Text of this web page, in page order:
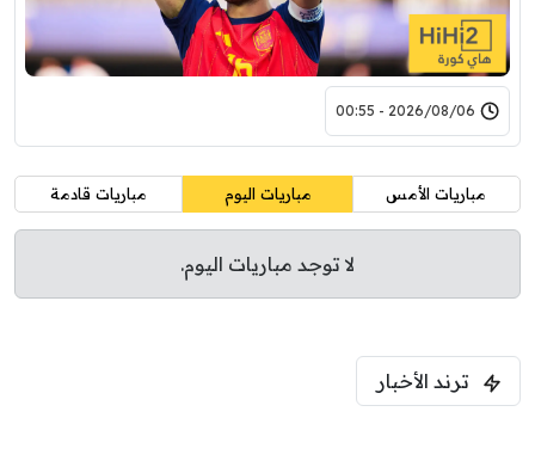
2026/08/06 - 00:55
مباريات الأمس مباريات اليوم مباريات قادمة
لا توجد مباريات اليوم.
ترند الأخبار